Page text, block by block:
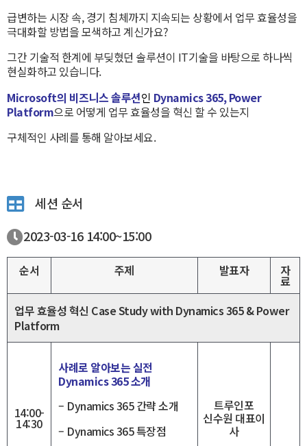
급변하는 시장 속, 경기 침체까지 지속되는 상황에서 업무 효율성을
극대화할 방법을 모색하고 계신가요?
그간 기술적 한계에 부딪혔던 솔루션이 IT기술을 바탕으로 하나씩
현실화하고 있습니다.
Microsoft의 비즈니스 솔루션인 Dynamics 365, Power
Platform으로 어떻게 업무 효율성을 혁신 할 수 있는지
구체적인 사례를 통해 알아보세요.
세션 순서
2023-03-16 14:00~15:00
순서 주제 발표자 자
료
업무 효율성 혁신 Case Study with Dynamics 365 & Power
Platform
14:00-
14:30
사례로 알아보는 실전
Dynamics 365 소개
– Dynamics 365 간략 소개
– Dynamics 365 특장점
트루인포
신수원 대표이
사